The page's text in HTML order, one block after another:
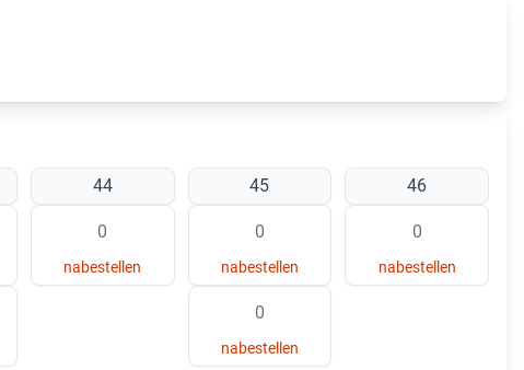
44
nabestellen
45
nabestellen
nabestellen
46
nabestellen